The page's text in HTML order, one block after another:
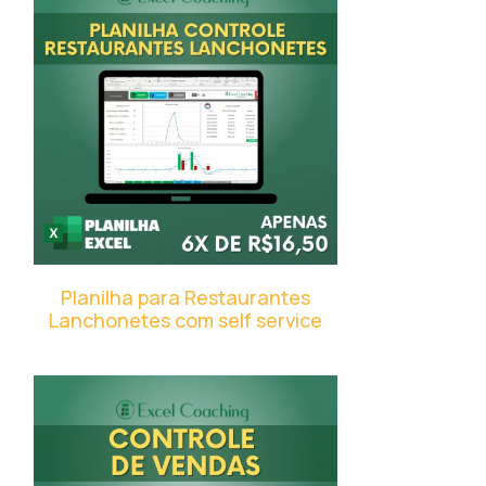
Planilha para Restaurantes
Lanchonetes com self service